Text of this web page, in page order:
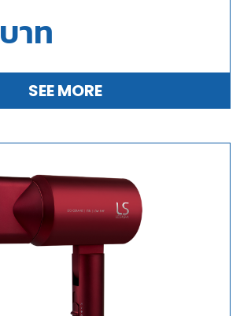
บาท
SEE MORE